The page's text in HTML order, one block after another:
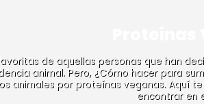
de aquellas personas que han
animal. Pero, ¿Cómo hacer para
animales por proteínas veganas. Aquí
encontrar en